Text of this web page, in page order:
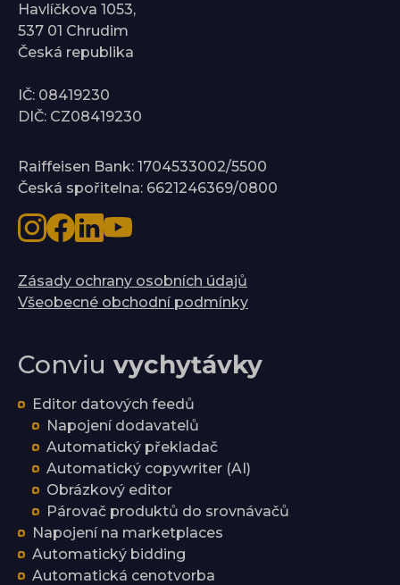
Havlíčkova 1053,
537 01 Chrudim
Česká republika
IČ: 08419230
DIČ: CZ08419230
Raiffeisen Bank: 1704533002/5500
Česká spořitelna: 6621246369/0800
Zásady ochrany osobních údajů
Všeobecné obchodní podmínky
Conviu vychytávky
Editor datových feedů
Napojení dodavatelů
Automatický překladač
Automatický copywriter (AI)
Obrázkový editor
Párovač produktů do srovnávačů
Napojení na marketplaces
Automatický bidding
Automatická cenotvorba